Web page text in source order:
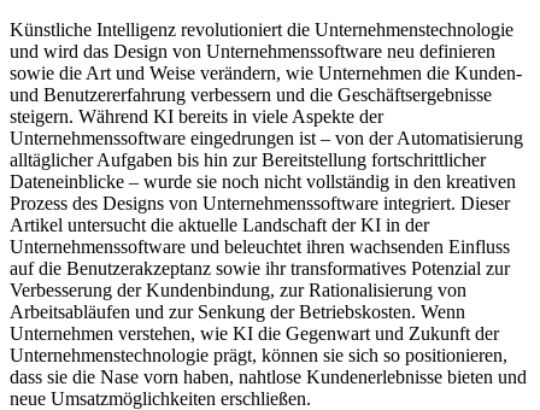
Künstliche Intelligenz revolutioniert die Unternehmenstechnologie
und wird das Design von Unternehmenssoftware neu definieren
sowie die Art und Weise verändern, wie Unternehmen die Kunden-
und Benutzererfahrung verbessern und die Geschäftsergebnisse
steigern. Während KI bereits in viele Aspekte der
Unternehmenssoftware eingedrungen ist – von der Automatisierung
alltäglicher Aufgaben bis hin zur Bereitstellung fortschrittlicher
Dateneinblicke – wurde sie noch nicht vollständig in den kreativen
Prozess des Designs von Unternehmenssoftware integriert. Dieser
Artikel untersucht die aktuelle Landschaft der KI in der
Unternehmenssoftware und beleuchtet ihren wachsenden Einfluss
auf die Benutzerakzeptanz sowie ihr transformatives Potenzial zur
Verbesserung der Kundenbindung, zur Rationalisierung von
Arbeitsabläufen und zur Senkung der Betriebskosten. Wenn
Unternehmen verstehen, wie KI die Gegenwart und Zukunft der
Unternehmenstechnologie prägt, können sie sich so positionieren,
dass sie die Nase vorn haben, nahtlose Kundenerlebnisse bieten und
neue Umsatzmöglichkeiten erschließen.